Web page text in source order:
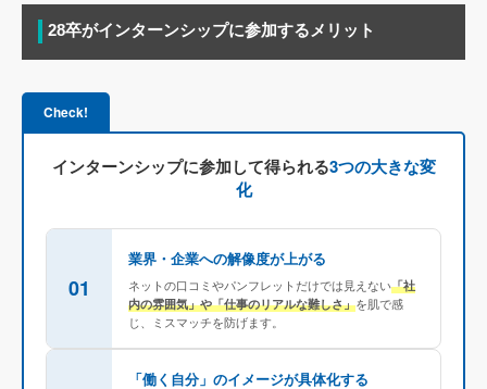
28卒がインターンシップに参加するメリット
Check!
インターンシップに参加して得られる3つの大きな変
化
01
業界・企業への解像度が上がる
ネットの口コミやパンフレットだけでは見えない「社
内の雰囲気」や「仕事のリアルな難しさ」を肌で感
じ、ミスマッチを防げます。
「働く自分」のイメージが具体化する